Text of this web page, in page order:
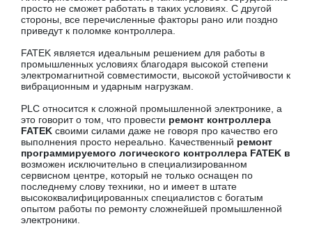
просто не сможет работать в таких условиях. С другой
стороны, все перечисленные факторы рано или поздно
приведут к поломке контроллера.
FATEK является идеальным решением для работы в
промышленных условиях благодаря высокой степени
электромагнитной совместимости, высокой устойчивости к
вибрационным и ударным нагрузкам.
PLC относится к сложной промышленной электронике, а
это говорит о том, что провести ремонт контроллера
FATEK своими силами даже не говоря про качество его
выполнения просто нереально. Качественный ремонт
программируемого логического контроллера FATEK в
возможен исключительно в специализированном
сервисном центре, который не только оснащен по
последнему слову техники, но и имеет в штате
высококвалифицированных специалистов с богатым
опытом работы по ремонту сложнейшей промышленной
электроники.